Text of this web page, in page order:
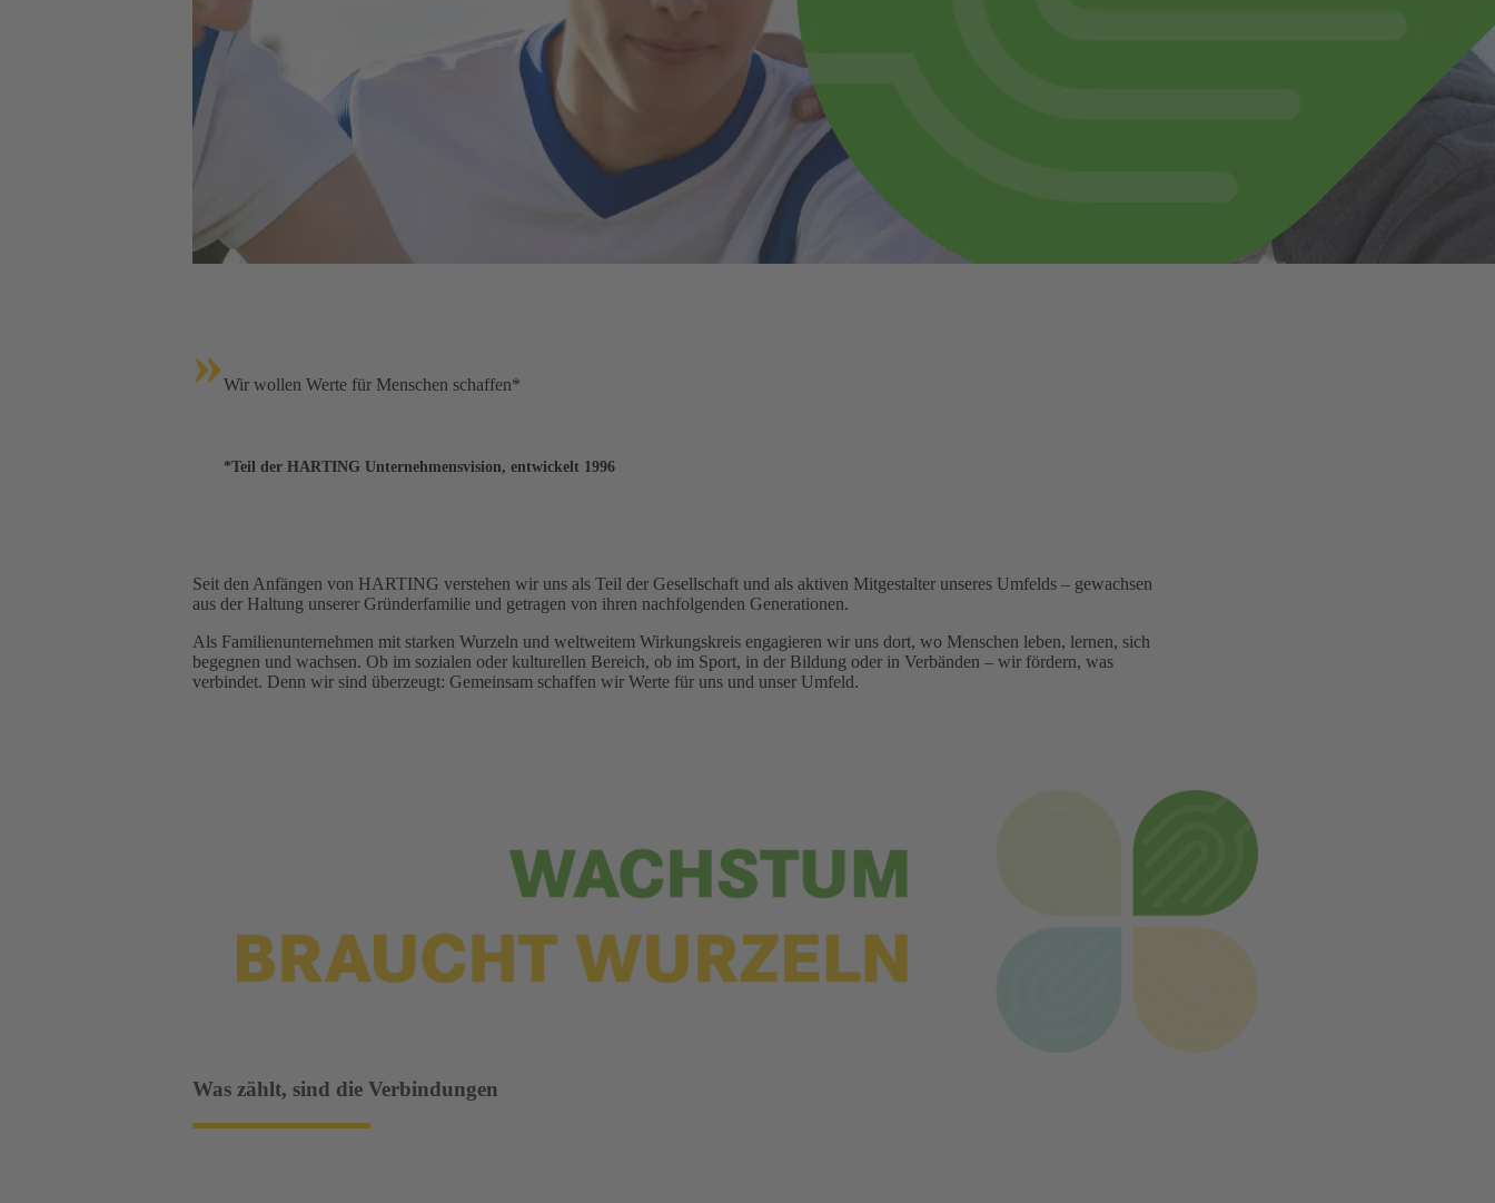
»Wir wollen Werte für Menschen schaffen*
*Teil der HARTING Unternehmensvision, entwickelt 1996
Seit den Anfängen von HARTING verstehen wir uns als Teil der Gesellschaft und als aktiven Mitgestalter unseres Umfelds – gewachsen
aus der Haltung unserer Gründerfamilie und getragen von ihren nachfolgenden Generationen.
Als Familienunternehmen mit starken Wurzeln und weltweitem Wirkungskreis engagieren wir uns dort, wo Menschen leben, lernen, sich
begegnen und wachsen. Ob im sozialen oder kulturellen Bereich, ob im Sport, in der Bildung oder in Verbänden – wir fördern, was
verbindet. Denn wir sind überzeugt: Gemeinsam schaffen wir Werte für uns und unser Umfeld.
Was zählt, sind die Verbindungen